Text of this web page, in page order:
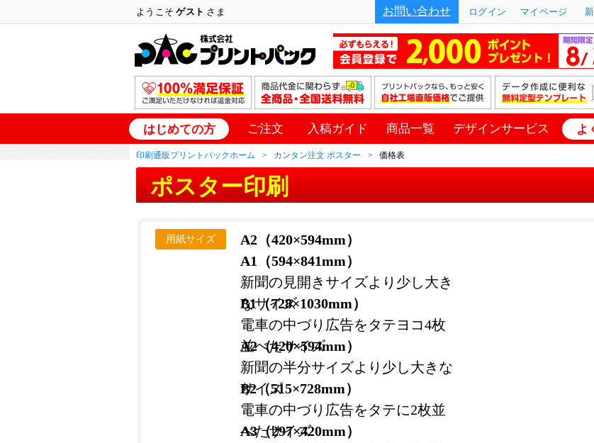
ようこそゲスト さま お問い合わせ ログイン マイページ
はじめての方 ご注文 入稿ガイド 商品一覧 デザインサービス よ
印刷通販プリントパックホーム カンタン注文 ポスター 価格表
ポスター印刷
用紙サイズ
A2（420×594mm）
A1（594×841mm）
新聞の見開きサイズより少し大き
なサイズ
B1（728×1030mm）
電車の中づり広告をタテヨコ4枚
並べたサイズ
A2（420×594mm）
新聞の半分サイズより少し大きな
サイズ
B2（515×728mm）
電車の中づり広告をタテに2枚並
べたサイズ
A3（297×420mm）